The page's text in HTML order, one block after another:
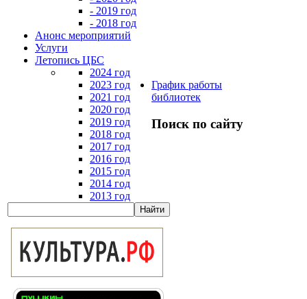
- 2019 год
- 2018 год
Анонс мероприятий
Услуги
Летопись ЦБС
2024 год
2023 год
2021 год
2020 год
2019 год
2018 год
2017 год
2016 год
2015 год
2014 год
2013 год
График работы
библиотек
Поиск по сайту